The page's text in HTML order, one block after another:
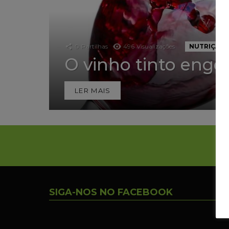
0 Partilhas 496 Visualizações NUTRIÇÃO
O vinho tinto
LER MAIS
SIGA-NOS NO FACEBOOK